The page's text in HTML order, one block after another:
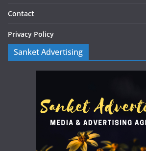
Contact
Privacy Policy
Sanket Advertising